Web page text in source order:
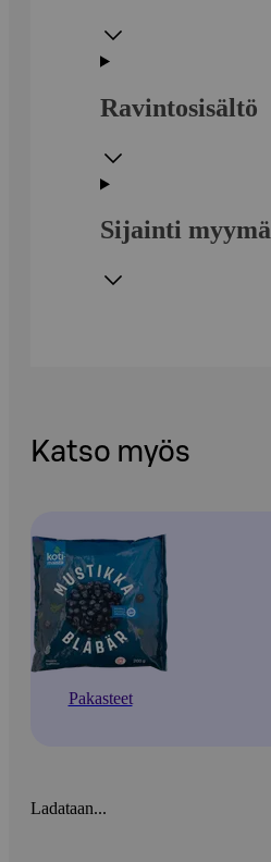
Ravintosisältö
Sijainti
Katso myös
Pakasteet
Ladataan...